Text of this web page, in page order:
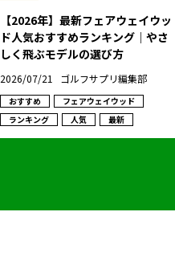
【2026年】最新フェアウェイウッ
ド人気おすすめランキング｜やさ
しく飛ぶモデルの選び方
2026/07/21 ゴルフサプリ編集部
おすすめ
フェアウェイウッド
ランキング
人気 最新